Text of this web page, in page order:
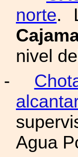
norte.
nivel
-
Agua